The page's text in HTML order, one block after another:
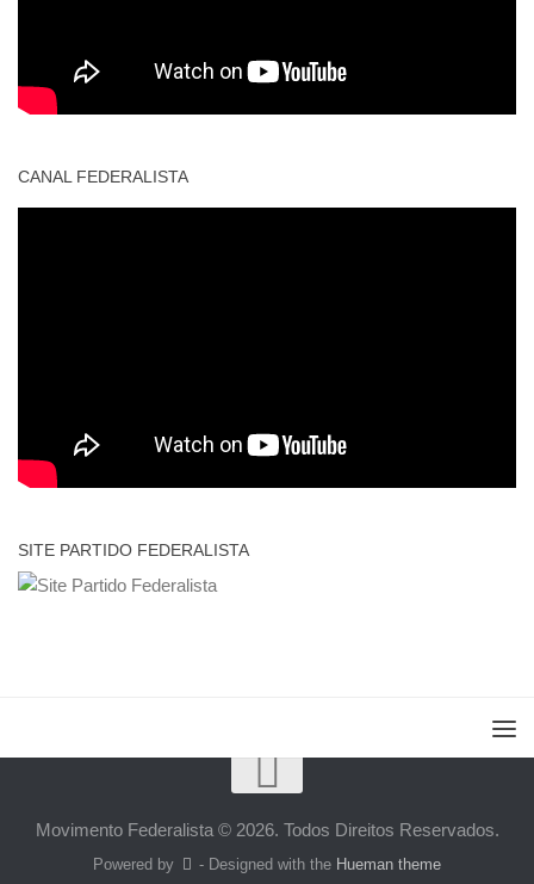
CANAL FEDERALISTA
SITE PARTIDO FEDERALISTA
Movimento Federalista © 2026. Todos Direitos Reservados.
Powered by - Designed with the Hueman theme